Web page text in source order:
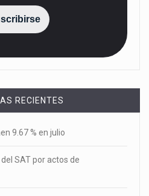
RECIENTES
9.67 % en julio
SAT por actos de